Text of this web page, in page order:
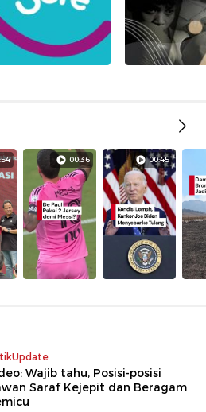
00:36 00:45
Wajib tahu, Posisi-posisi
Saraf Kejepit dan Beragam